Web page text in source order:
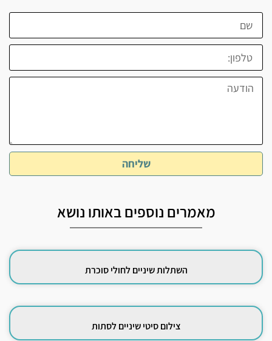
שליחה
מאמרים נוספים באותו נושא
השתלות שיניים לחולי סוכרת
צילום סיטי שיניים לסתות